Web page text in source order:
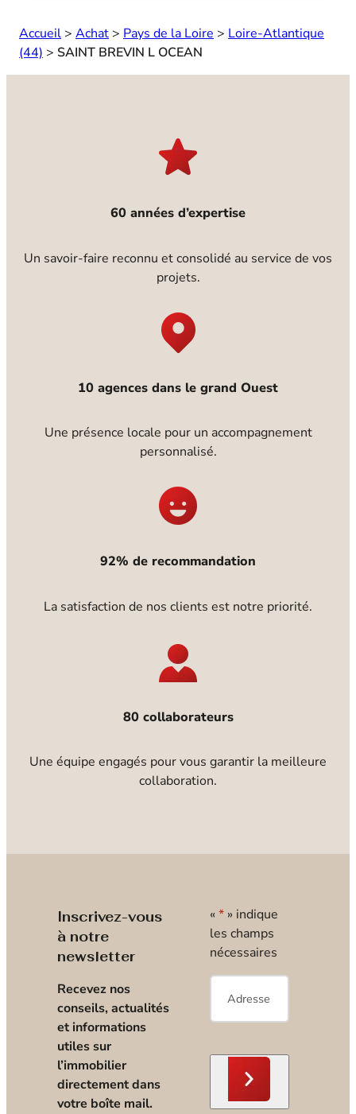
Accueil > Achat > Pays de la Loire > Loire-Atlantique
(44) > SAINT BREVIN L OCEAN
60 années d’expertise
Un savoir-faire reconnu et consolidé au service de vos
projets.
10 agences dans le grand Ouest
Une présence locale pour un accompagnement
personnalisé.
92% de recommandation
La satisfaction de nos clients est notre priorité.
80 collaborateurs
Une équipe engagés pour vous garantir la meilleure
collaboration.
Inscrivez-vous
à notre
newsletter
Recevez nos
conseils, actualités
et informations
utiles sur
l’immobilier
directement dans
votre boîte mail.
« * » indique
les champs
nécessaires
E-
mail*